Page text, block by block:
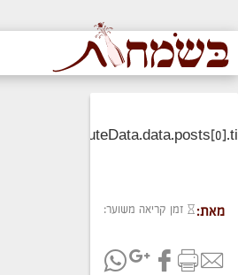
מאת: זמן קריאה משוער: